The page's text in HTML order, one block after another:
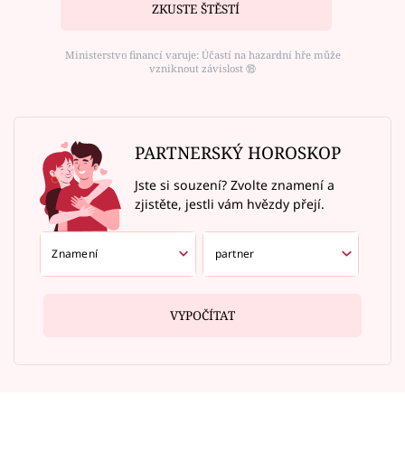
ZKUSTE ŠTĚSTÍ
Ministerstvo financí varuje: Účastí na hazardní hře může
vzniknout závislost ⑱
PARTNERSKÝ HOROSKOP
Jste si souzení? Zvolte znamení a
zjistěte, jestli vám hvězdy přejí.
VYPOČÍTAT